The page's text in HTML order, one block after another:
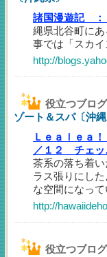
諸国漫遊記 ：
縄県北谷町に
事では「スカ
http://
役立つブロ
ゾート＆スパ〔沖縄
Ｌｅａｌｅａ
／１２ チェ
茶系の落ち着
ラス張りにし
な空間になって
http://
役立つブロ